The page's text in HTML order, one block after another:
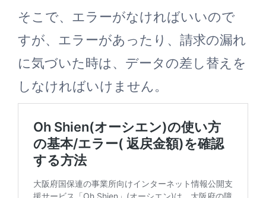
そこで、エラーがなければいいので
すが、エラーがあったり、請求の漏れ
に気づいた時は、データの差し替えを
しなければいけません。